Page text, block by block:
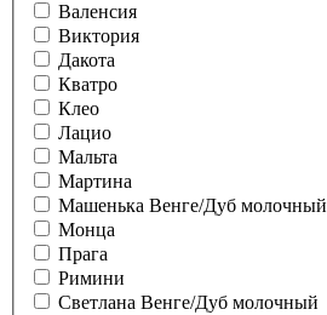
Валенсия
Виктория
Дакота
Кватро
Клео
Лацио
Мальта
Мартина
Машенька Венге/Дуб молочный
Монца
Прага
Римини
Светлана Венге/Дуб молочный